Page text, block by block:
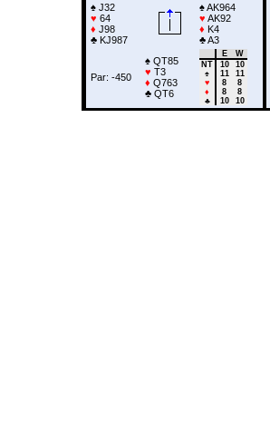
♠ J32
♥ 64
♦ J98
♣ KJ987
♠AK964
♥ AK92
♦ K4
♣A3
Par: -450
♠ QT85
♥ T3
♦ Q763
♣ QT6
E
W
NT
10
10
♠
11
11
♥
8
8
♦
8
8
♣
10 10